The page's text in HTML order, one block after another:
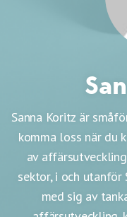
Sanna Koritz är
komma loss när du
av
sektor, i och utanför
med sig av